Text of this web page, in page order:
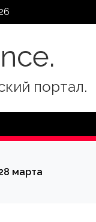
портал.
марта